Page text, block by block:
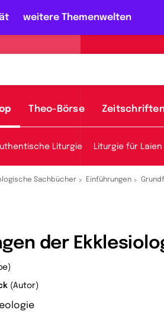
weitere Themenwelten
Theo-Börse
Liturgie Liturgie für Laien
Sachbücher Einführungen
der
(Autor)